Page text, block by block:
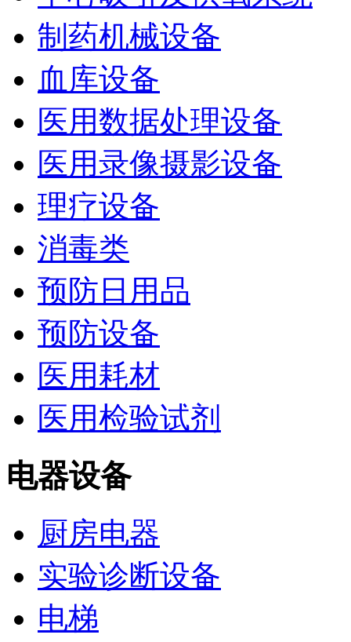
制药机械设备
血库设备
医用数据处理设备
医用录像摄影设备
理疗设备
消毒类
预防日用品
预防设备
医用耗材
医用检验试剂
电器设备
厨房电器
实验诊断设备
电梯